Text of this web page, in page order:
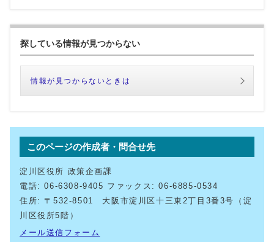
探している情報が見つからない
情報が見つからないときは
このページの作成者・問合せ先
淀川区役所 政策企画課
電話: 06-6308-9405 ファックス: 06-6885-0534
住所: 〒532-8501 大阪市淀川区十三東2丁目3番3号（淀
川区役所5階）
メール送信フォーム